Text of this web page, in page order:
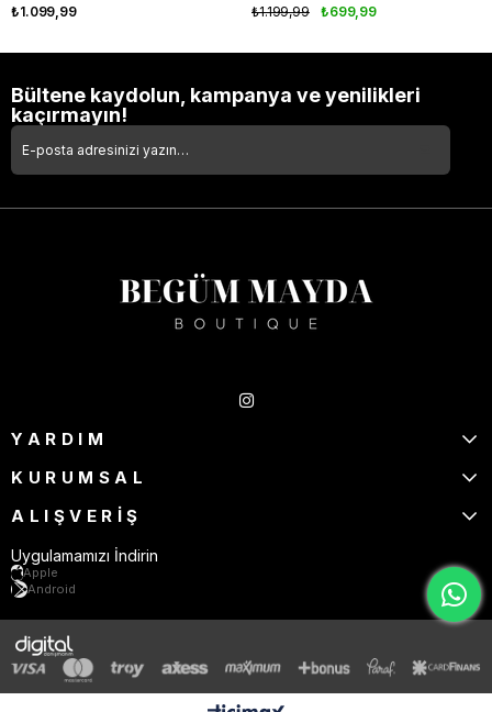
₺1.099,99
₺699,99
₺1.199,99
Bültene kaydolun, kampanya ve yenilikleri
kaçırmayın!
YARDIM
KURUMSAL
ALIŞVERİŞ
Uygulamamızı İndirin
Apple
Android